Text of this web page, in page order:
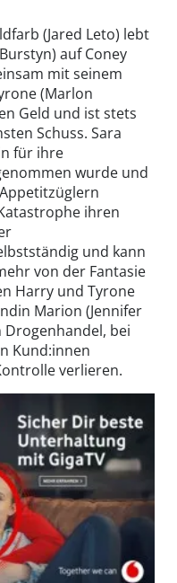
(Jared Leto) lebt
auf Coney
mit seinem
(Marlon
Geld und ist stets
Schuss. Sara
für ihre
wurde und
ihren
und kann
von der Fantasie
Harry und Tyrone
Marion (Jennifer
bei
Kund:innen
verlieren.